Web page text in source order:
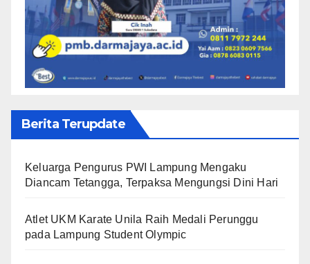
Berita Terupdate
Keluarga Pengurus PWI Lampung Mengaku
Diancam Tetangga, Terpaksa Mengungsi Dini Hari
Atlet UKM Karate Unila Raih Medali Perunggu
pada Lampung Student Olympic